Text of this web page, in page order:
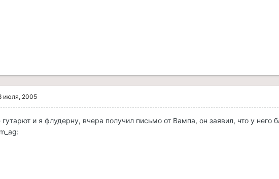
июля, 2005
гутарют и я флудерну, вчера получил письмо от Вампа, он заявил, что у него